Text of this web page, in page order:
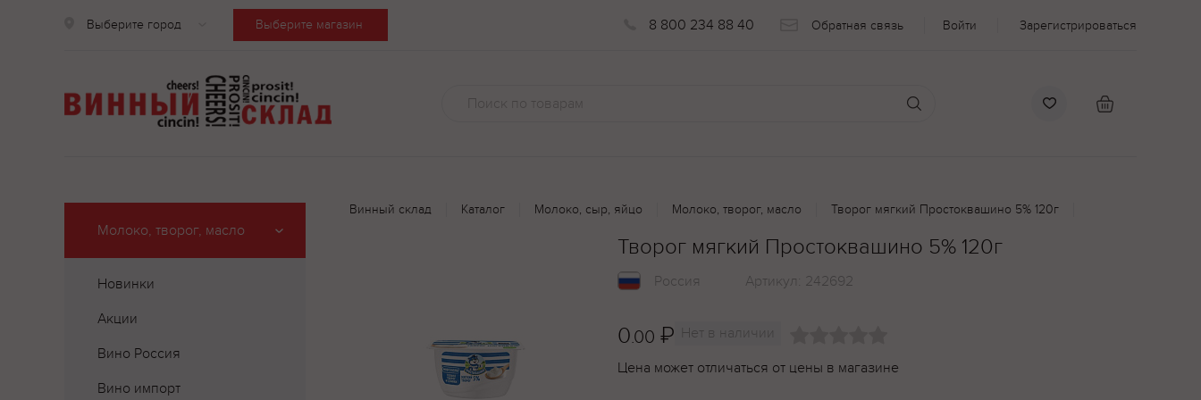
Выберите город Выберите магазин 8 800 234 88 40 Обратная связь Войти Зарегистрироваться
Молоко, творог, масло
Новинки
Акции
Вино Россия
Вино импорт
Винный склад Каталог Молоко, сыр, яйцо Молоко, творог, масло Творог мягкий Простоквашино 5% 120г
Творог мягкий Простоквашино 5% 120г
Россия Артикул: 242692
0.00 ₽ Нет в наличии
Цена может отличаться от цены в магазине